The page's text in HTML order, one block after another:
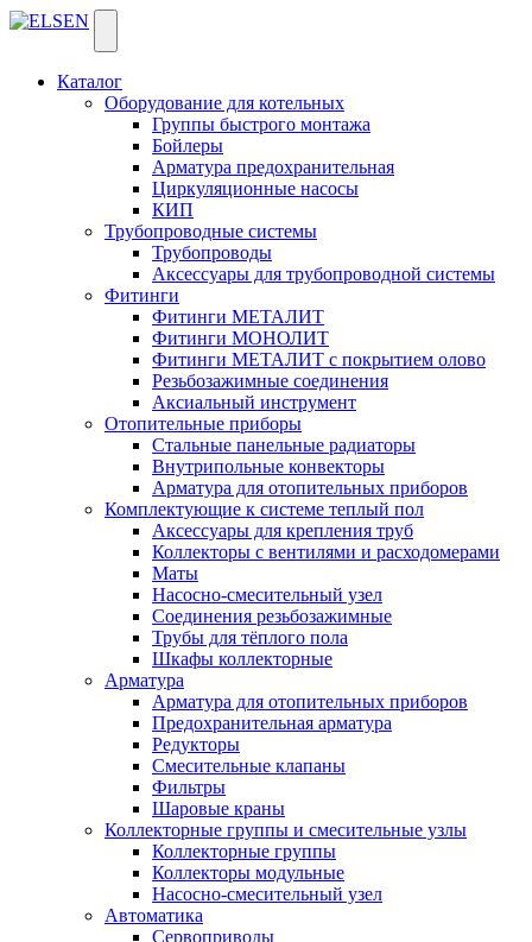
Каталог
Оборудование для котельных
Группы быстрого монтажа
Бойлеры
Арматура предохранительная
Циркуляционные насосы
КИП
Трубопроводные системы
Трубопроводы
Аксессуары для трубопроводной системы
Фитинги
Фитинги МЕТАЛИТ
Фитинги МОНОЛИТ
Фитинги МЕТАЛИТ с покрытием олово
Резьбозажимные соединения
Аксиальный инструмент
Отопительные приборы
Стальные панельные радиаторы
Внутрипольные конвекторы
Арматура для отопительных приборов
Комплектующие к системе теплый пол
Аксессуары для крепления труб
Коллекторы с вентилями и расходомерами
Маты
Насосно-смесительный узел
Соединения резьбозажимные
Трубы для тёплого пола
Шкафы коллекторные
Арматура
Арматура для отопительных приборов
Предохранительная арматура
Редукторы
Смесительные клапаны
Фильтры
Шаровые краны
Коллекторные группы и смесительные узлы
Коллекторные группы
Коллекторы модульные
Насосно-смесительный узел
Автоматика
Сервоприводы